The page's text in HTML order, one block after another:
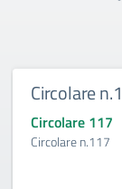
Circolare
Circolare 117
Circolare n.117